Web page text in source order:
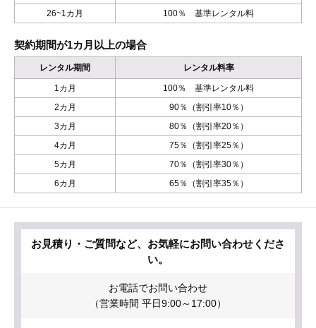
26~1カ月
100％ 基準レンタル料
契約期間が1カ月以上の場合
レンタル期間 レンタル料率
1カ月
100％ 基準レンタル料
2カ月
90％（割引率10％）
3カ月
80％（割引率20％）
4カ月
75％（割引率25％）
5カ月
70％（割引率30％）
6カ月
65％（割引率35％）
お見積り・ご質問など、お気軽にお問い合わせくださ
い。
お電話でお問い合わせ
（営業時間 平日9:00～17:00）